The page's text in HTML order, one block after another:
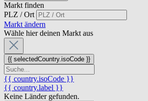
Markt finden
PLZ / Ort
Markt ändern
Wähle hier deinen Markt aus
{{ selectedCountry.isoCode }}
{{ country.isoCode }}
{{ country.label }}
Keine Länder gefunden.